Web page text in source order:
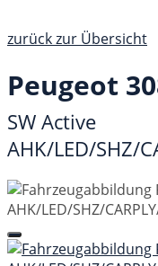
zurück zur Übersicht
Peugeot
SW Active
AHK/LED/SHZ/